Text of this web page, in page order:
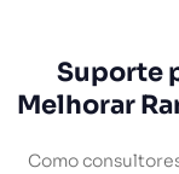
Suporte
Melhorar
Como